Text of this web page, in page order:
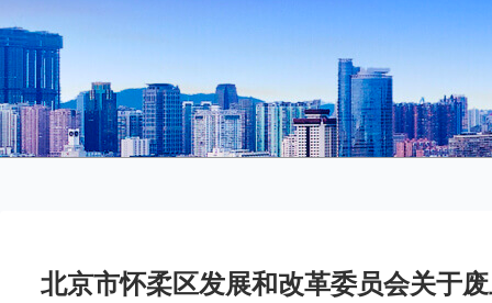
北京市怀柔区发展和改革委员会关于